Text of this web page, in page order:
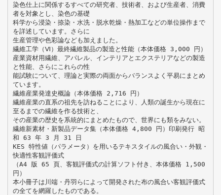
染色仕上に関係するすべての研究者、技術者、および生産者、消費
者を対象とし、染色の基礎
科学から浸染・捺染・水洗・脱水乾燥・熱加工などの単位操作まで
を詳述しています。さらに
生産管理や色彩論なども加えました。
繊維工学（Ⅵ）最終繊維製品の製造と性能（本体価格 3,000 円）
産業資材用繊維、アパレル、インテリアとエクステリアなどの製造
と性能、さらにこれらの性
能試験について、理論と実際の両面からバランスよく平易にまとめ
ています。
繊維産業発達史概論（本体価格 2,716 円）
繊維産業の直系の祖先を訪ねることにより、人類の誕生から現在に
至るまでの繊維を作る技術と、
その産業の歴史を系統的にまとめたもので、世界にも類をみない。
繊維新素材・新製品データ集（本体価格 4,800 円）印刷発行 昭
和 63 年 3 月 31 日
KES 特性値（パラメータ）を用いるテキスタイルの風合い・外観・
快適性客観評価式
（A4 版 65 頁、客観評価式の計算ソフト付き、本体価格 1,500
円）
本小冊子は川端・丹羽らによって開発された布の風合い客観評価式
の全てを網羅したものである。